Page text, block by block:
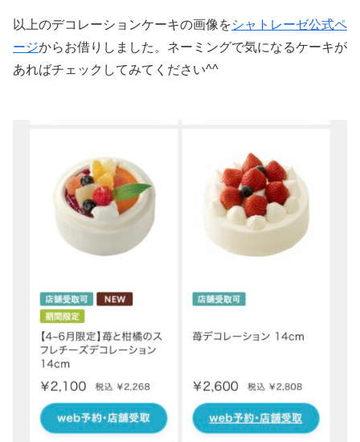
以上のデコレーションケーキの画像をシャトレーゼ公式ペ
ージからお借りしました。ネーミングで気になるケーキが
あればチェックしてみてください^^